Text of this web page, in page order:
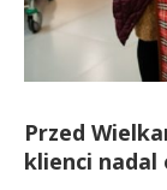
Przed
klienci nadal